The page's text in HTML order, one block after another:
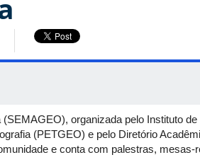
organizada pelo Instituto
(PETGEO) e pelo Diretório
e conta com palestras,